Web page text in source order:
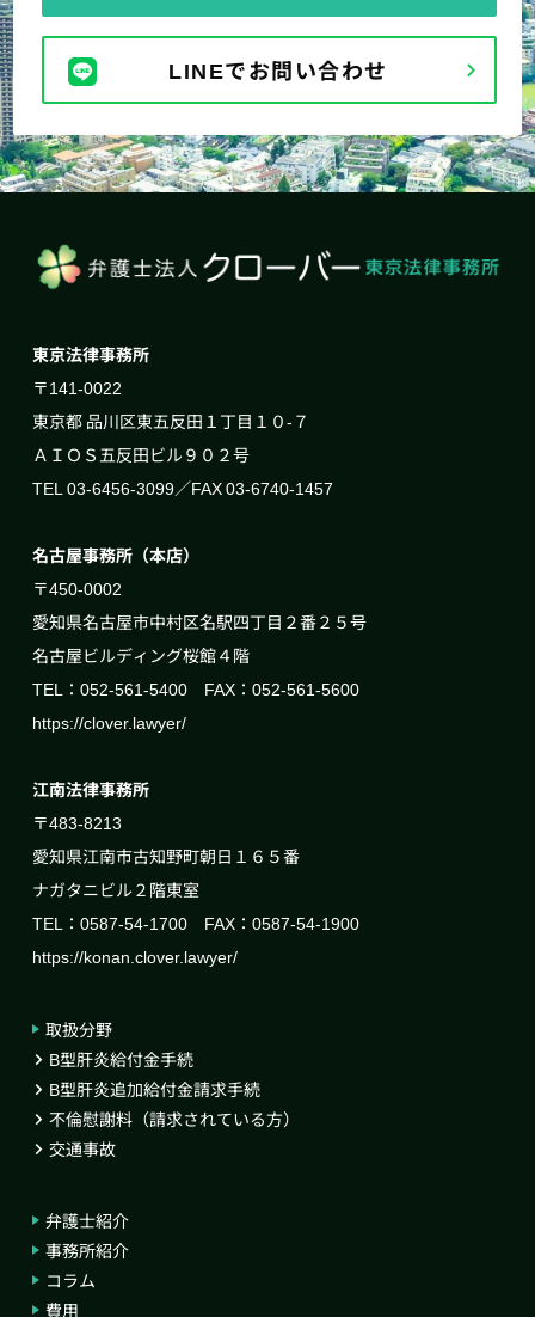
LINEでお問い合わせ
東京法律事務所
〒141-0022
東京都 品川区東五反田１丁目１０-７
ＡＩＯＳ五反田ビル９０２号
TEL 03-6456-3099／FAX 03-6740-1457
名古屋事務所（本店）
〒450-0002
愛知県名古屋市中村区名駅四丁目２番２５号
名古屋ビルディング桜館４階
TEL：052-561-5400 FAX：052-561-5600
https://clover.lawyer/
江南法律事務所
〒483-8213
愛知県江南市古知野町朝日１６５番
ナガタニビル２階東室
TEL：0587-54-1700 FAX：0587-54-1900
https://konan.clover.lawyer/
取扱分野
B型肝炎給付金手続
B型肝炎追加給付金請求手続
不倫慰謝料（請求されている方）
交通事故
弁護士紹介
事務所紹介
コラム
費用